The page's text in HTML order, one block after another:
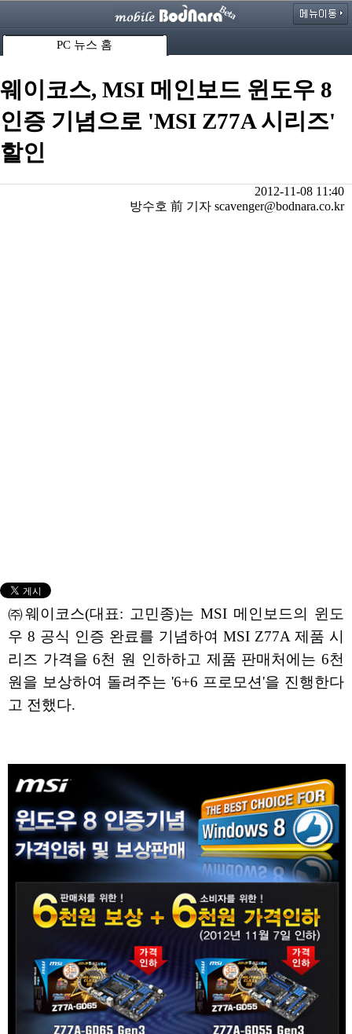
PC 뉴스 홈
웨이코스, MSI 메인보드 윈도우 8
인증 기념으로 'MSI Z77A 시리즈'
할인
2012-11-08 11:40
방수호 前 기자 scavenger@bodnara.co.kr
㈜웨이코스(대표: 고민종)는 MSI 메인보드의 윈도
우 8 공식 인증 완료를 기념하여 MSI Z77A 제품 시
리즈 가격을 6천 원 인하하고 제품 판매처에는 6천
원을 보상하여 돌려주는 '6+6 프로모션'을 진행한다
고 전했다.